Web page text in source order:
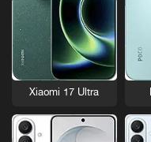
Xiaomi 17 Ultra